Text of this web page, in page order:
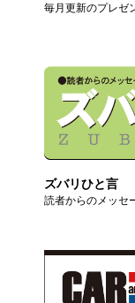
毎月更新のプレゼ
ズバリひと言
読者からのメッセ